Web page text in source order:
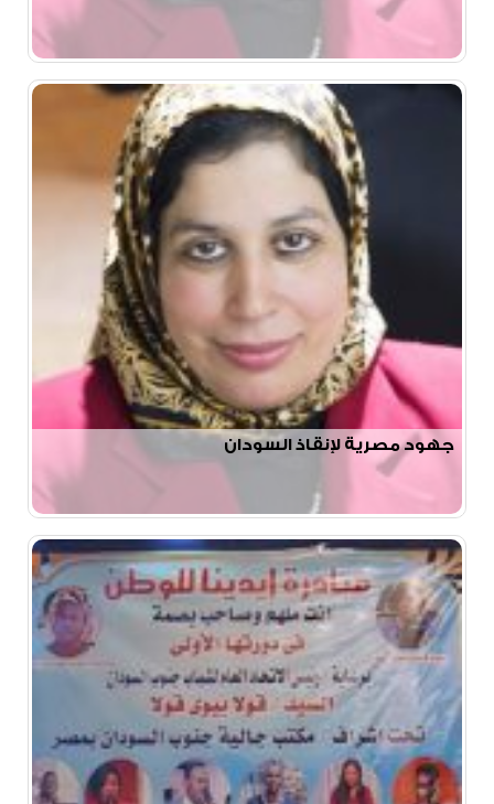
جهود مصرية لإنقاذ السودان